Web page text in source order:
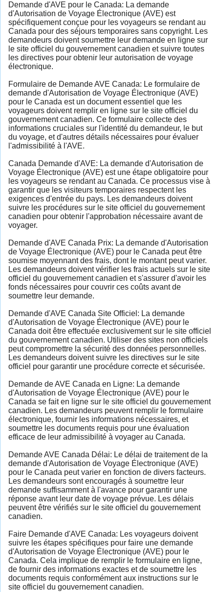
Demande d'AVE pour le Canada: La demande
d'Autorisation de Voyage Électronique (AVE) est
spécifiquement conçue pour les voyageurs se rendant au
Canada pour des séjours temporaires sans copyright. Les
demandeurs doivent soumettre leur demande en ligne sur
le site officiel du gouvernement canadien et suivre toutes
les directives pour obtenir leur autorisation de voyage
électronique.
Formulaire de Demande AVE Canada: Le formulaire de
demande d'Autorisation de Voyage Électronique (AVE)
pour le Canada est un document essentiel que les
voyageurs doivent remplir en ligne sur le site officiel du
gouvernement canadien. Ce formulaire collecte des
informations cruciales sur l'identité du demandeur, le but
du voyage, et d'autres détails nécessaires pour évaluer
l'admissibilité à l'AVE.
Canada Demande d'AVE: La demande d'Autorisation de
Voyage Électronique (AVE) est une étape obligatoire pour
les voyageurs se rendant au Canada. Ce processus vise à
garantir que les visiteurs temporaires respectent les
exigences d'entrée du pays. Les demandeurs doivent
suivre les procédures sur le site officiel du gouvernement
canadien pour obtenir l'approbation nécessaire avant de
voyager.
Demande d'AVE Canada Prix: La demande d'Autorisation
de Voyage Électronique (AVE) pour le Canada peut être
soumise moyennant des frais, dont le montant peut varier.
Les demandeurs doivent vérifier les frais actuels sur le site
officiel du gouvernement canadien et s'assurer d'avoir les
fonds nécessaires pour couvrir ces coûts avant de
soumettre leur demande.
Demande d'AVE Canada Site Officiel: La demande
d'Autorisation de Voyage Électronique (AVE) pour le
Canada doit être effectuée exclusivement sur le site officiel
du gouvernement canadien. Utiliser des sites non officiels
peut compromettre la sécurité des données personnelles.
Les demandeurs doivent suivre les directives sur le site
officiel pour garantir une procédure correcte et sécurisée.
Demande de AVE Canada en Ligne: La demande
d'Autorisation de Voyage Électronique (AVE) pour le
Canada se fait en ligne sur le site officiel du gouvernement
canadien. Les demandeurs peuvent remplir le formulaire
électronique, fournir les informations nécessaires, et
soumettre les documents requis pour une évaluation
efficace de leur admissibilité à voyager au Canada.
Demande AVE Canada Délai: Le délai de traitement de la
demande d'Autorisation de Voyage Électronique (AVE)
pour le Canada peut varier en fonction de divers facteurs.
Les demandeurs sont encouragés à soumettre leur
demande suffisamment à l'avance pour garantir une
réponse avant leur date de voyage prévue. Les délais
peuvent être vérifiés sur le site officiel du gouvernement
canadien.
Faire Demande d'AVE Canada: Les voyageurs doivent
suivre les étapes spécifiques pour faire une demande
d'Autorisation de Voyage Électronique (AVE) pour le
Canada. Cela implique de remplir le formulaire en ligne,
de fournir des informations exactes et de soumettre les
documents requis conformément aux instructions sur le
site officiel du gouvernement canadien.